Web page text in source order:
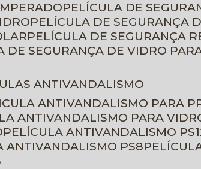
PELÍCULA DE
PELÍCULA DE SEGURANÇA
PELÍCULA DE SEGURANÇA
DE SEGURANÇA DE VIDRO
ANTIVANDALISMO
ANTIVANDALISMO PARA
ANTIVANDALISMO PARA
PELÍCULA ANTIVANDALISMO
ANTIVANDALISMO PS8